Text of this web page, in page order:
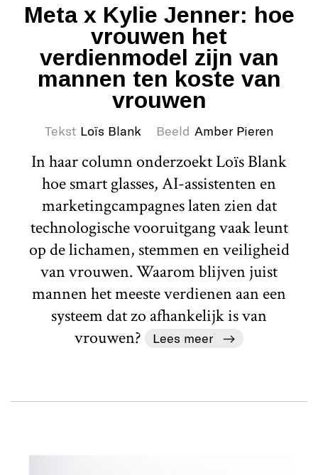
Meta x Kylie Jenner: hoe
vrouwen het
verdienmodel zijn van
mannen ten koste van
vrouwen
Tekst Loïs Blank Beeld Amber Pieren
In haar column onderzoekt Loïs Blank
hoe smart glasses, AI-assistenten en
marketingcampagnes laten zien dat
technologische vooruitgang vaak leunt
op de lichamen, stemmen en veiligheid
van vrouwen. Waarom blijven juist
mannen het meeste verdienen aan een
systeem dat zo afhankelijk is van
vrouwen?
Lees meer